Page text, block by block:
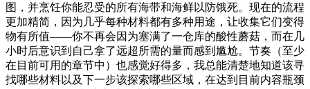
图，并烹饪你能忍受的所有海带和海鲜以防饿死。现在的流程
更加精简，因为几乎每种材料都有多种用途，让收集它们变得
物有所值——你不再会因为塞满了一仓库的酸性蘑菇，而在几
小时后意识到自己拿了远超所需的量而感到尴尬。节奏（至少
在目前可用的章节中）也感觉好得多，我总能清楚地知道该寻
找哪些材料以及下一步该探索哪些区域，在达到目前内容瓶颈